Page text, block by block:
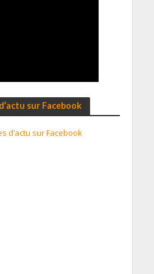
sur Facebook
d’actu sur Facebook